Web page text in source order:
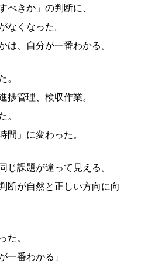
べきか」の判断に、
なくなった。
は、自分が一番わかる。
。
捗管理、検収作業。
。
間」に変わった。
じ課題が違って見える。
断が自然と正しい方向に向
た。
一番わかる」